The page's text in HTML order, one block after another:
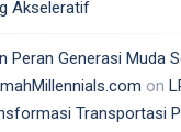
Akseleratif
Peran Generasi Muda
on
Transportasi